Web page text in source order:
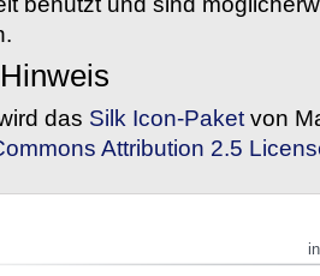
das Silk Icon-Paket von
Attribution 2.5